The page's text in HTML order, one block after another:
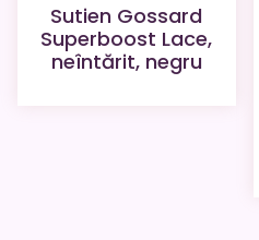
Sutien Gossard
Superboost Lace,
neîntărit, negru